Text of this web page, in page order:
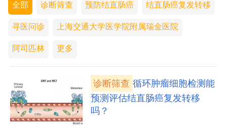
全部 诊断筛查 预防结直肠癌 结直肠癌复发转移
寻医问诊 上海交通大学医学院附属瑞金医院
阿司匹林 更多
诊断筛查 循环肿瘤细胞检测能
预测评估结直肠癌复发转移
吗？